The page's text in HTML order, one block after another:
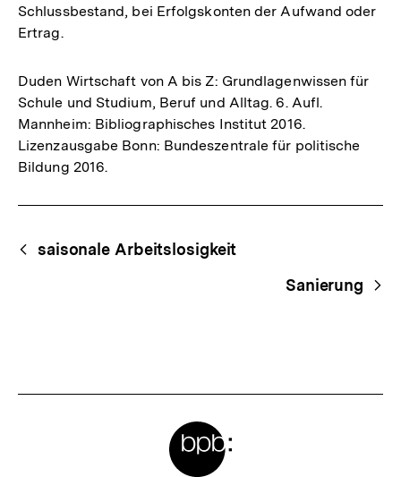
Schlussbestand, bei Erfolgskonten der Aufwand oder
Ertrag.
Duden Wirtschaft von A bis Z: Grundlagenwissen für
Schule und Studium, Beruf und Alltag. 6. Aufl.
Mannheim: Bibliographisches Institut 2016.
Lizenzausgabe Bonn: Bundeszentrale für politische
Bildung 2016.
Begriffsnavigation
Content-
Navigation
saisonale Arbeitslosigkeit
Sanierung